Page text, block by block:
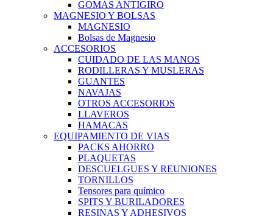
GOMAS ANTIGIRO
MAGNESIO Y BOLSAS
MAGNESIO
Bolsas de Magnesio
ACCESORIOS
CUIDADO DE LAS MANOS
RODILLERAS Y MUSLERAS
GUANTES
NAVAJAS
OTROS ACCESORIOS
LLAVEROS
HAMACAS
EQUIPAMIENTO DE VIAS
PACKS AHORRO
PLAQUETAS
DESCUELGUES Y REUNIONES
TORNILLOS
Tensores para químico
SPITS Y BURILADORES
RESINAS Y ADHESIVOS